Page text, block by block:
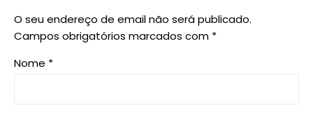
O seu endereço de email não será publicado.
Campos obrigatórios marcados com *
Nome *